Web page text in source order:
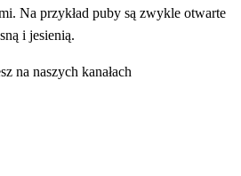
Na przykład puby są zwykle otwarte
i jesienią.
na naszych kanałach